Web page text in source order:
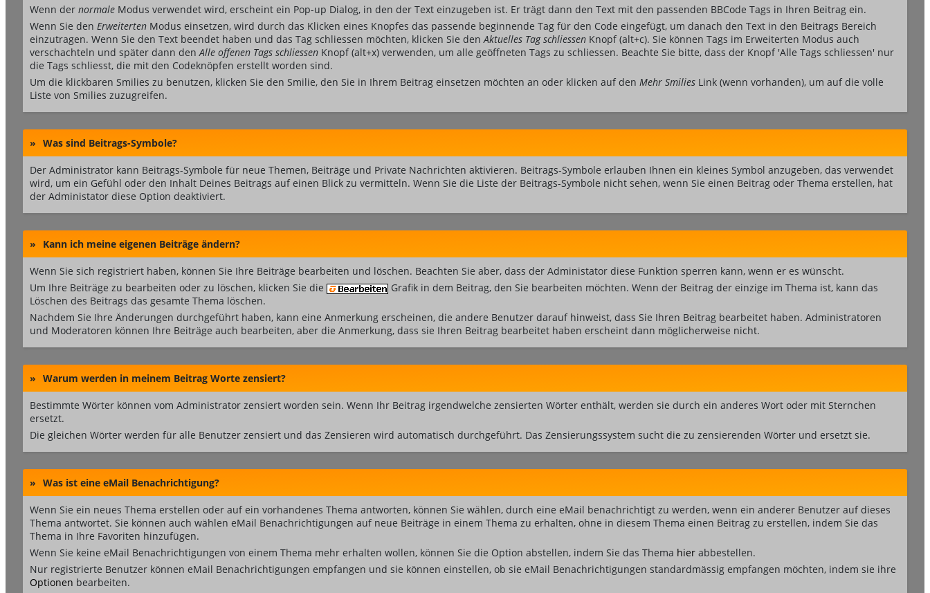
Wenn der normale Modus verwendet wird, erscheint ein Pop-up Dialog, in den der Text einzugeben ist. Er trägt dann den Text mit den passenden BBCode Tags in Ihren Beitrag ein.
Wenn Sie den Erweiterten Modus einsetzen, wird durch das Klicken eines Knopfes das passende beginnende Tag für den Code eingefügt, um danach den Text in den Beitrags Bereich
einzutragen. Wenn Sie den Text beendet haben und das Tag schliessen möchten, klicken Sie denAktuelles Tag schliessen Knopf (alt+c). Sie können Tags im Erweiterten Modus auch
verschachteln und später dann denAlle offenen Tags schliessen Knopf (alt+x) verwenden, um alle geöffneten Tags zu schliessen. Beachte Sie bitte, dass der Knopf 'Alle Tags schliessen' nur
die Tags schliesst, die mit den Codeknöpfen erstellt worden sind.
Um die klickbaren Smilies zu benutzen, klicken Sie den Smilie, den Sie in Ihrem Beitrag einsetzen möchten an oder klicken auf den Mehr Smilies Link (wenn vorhanden), um auf die volle
Liste von Smilies zuzugreifen.
» Was sind Beitrags-Symbole?
Der Administrator kann Beitrags-Symbole für neue Themen, Beiträge und Private Nachrichten aktivieren. Beitrags-Symbole erlauben Ihnen ein kleines Symbol anzugeben, das verwendet
wird, um ein Gefühl oder den Inhalt Deines Beitrags auf einen Blick zu vermitteln. Wenn Sie die Liste der Beitrags-Symbole nicht sehen, wenn Sie einen Beitrag oder Thema erstellen, hat
der Administator diese Option deaktiviert.
» Kann ich meine eigenen Beiträge ändern?
Wenn Sie sich registriert haben, können Sie Ihre Beiträge bearbeiten und löschen. Beachten Sie aber, dass der Administator diese Funktion sperren kann, wenn er es wünscht.
Um Ihre Beiträge zu bearbeiten oder zu löschen, klicken Sie die
Grafik in dem Beitrag, den Sie bearbeiten möchten. Wenn der Beitrag der einzige im Thema ist, kann das
Löschen des Beitrags das gesamte Thema löschen.
Nachdem Sie Ihre Änderungen durchgeführt haben, kann eine Anmerkung erscheinen, die andere Benutzer darauf hinweist, dass Sie Ihren Beitrag bearbeitet haben. Administratoren
und Moderatoren können Ihre Beiträge auch bearbeiten, aber die Anmerkung, dass sie Ihren Beitrag bearbeitet haben erscheint dann möglicherweise nicht.
» Warum werden in meinem Beitrag Worte zensiert?
Bestimmte Wörter können vom Administrator zensiert worden sein. Wenn Ihr Beitrag irgendwelche zensierten Wörter enthält, werden sie durch ein anderes Wort oder mit Sternchen
ersetzt.
Die gleichen Wörter werden für alle Benutzer zensiert und das Zensieren wird automatisch durchgeführt. Das Zensierungssystem sucht die zu zensierenden Wörter und ersetzt sie.
» Was ist eine eMail Benachrichtigung?
Wenn Sie ein neues Thema erstellen oder auf ein vorhandenes Thema antworten, können Sie wählen, durch eine eMail benachrichtigt zu werden, wenn ein anderer Benutzer auf dieses
Thema antwortet. Sie können auch wählen eMail Benachrichtigungen auf neue Beiträge in einem Thema zu erhalten, ohne in diesem Thema einen Beitrag zu erstellen, indem Sie das
Thema in Ihre Favoriten hinzufügen.
Wenn Sie keine eMail Benachrichtigungen von einem Thema mehr erhalten wollen, können Sie die Option abstellen, indem Sie das Thema hier abbestellen.
Nur registrierte Benutzer können eMail Benachrichtigungen empfangen und sie können einstellen, ob sie eMail Benachrichtigungen standardmässig empfangen möchten, indem sie ihre
Optionen bearbeiten.